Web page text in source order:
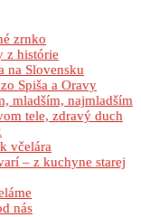
zrnko
z histórie
na Slovensku
Spiša a Oravy
mladším, najmladším
tele, zdravý duch
včelára
– z kuchyne starej
nás